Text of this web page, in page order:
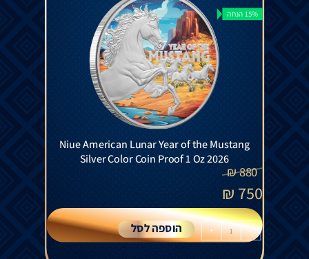
15% הנחה
Niue American Lunar Year of the Mustang
Silver Color Coin Proof 1 Oz 2026
880
₪
750
₪
-
+ הוספה לסל